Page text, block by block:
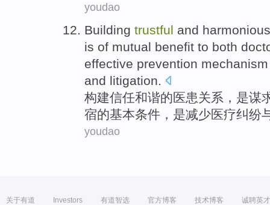
youdao
Building trustful and harmonious
is of mutual benefit to both
effective prevention mechanism
and litigation.
构建信任和谐的医患关系 ， 是谋
宿的基本条件，是减少医疗纠纷
youdao
关于有道 Investors 有道智选 官方博客 技术博客 诚聘英才